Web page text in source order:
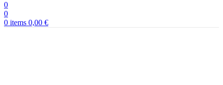
0
0
0 items 0,00 €